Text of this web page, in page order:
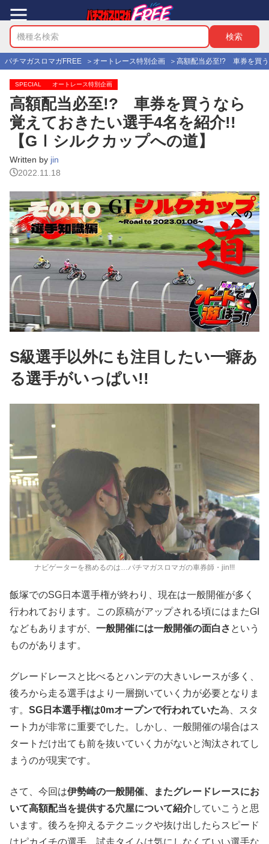
パチマガスロマガFREE オートレース特別企画 高額配当必至!? 車券を買
SPECIAL オートレース特別企画
高額配当必至!? 車券を買うなら
覚えておきたい選手4名を紹介!!
【GⅠシルクカップへの道】
Written by jin
2022.11.18
S級選手以外にも注目したい一癖あ
る選手がいっぱい!!
ナビゲーターを務めるのは…パチマガスロマガの車券師・jin!!!
飯塚でのSG日本選手権が終わり、現在は一般開催が多く
行われております。この原稿がアップされる頃にはまたGI
などもありますが、 一般開催には一般開催の面白さ という
ものがあります。
グレードレースと比べるとハンデの大きいレースが多く、
後ろから走る選手はより一層捌いていく力が必要となりま
す。 SG日本選手権は0mオープンで行われていた為、スタ
ート力が非常に重要でした。しかし、一般開催の場合はス
タートだけ出ても前を抜いていく力がないと淘汰されてし
まうのが現実です。
さて、今回は伊勢崎の一般開催、またグレードレースにお
いて高額配当を提供する穴屋について紹介していこうと思
います。後ろを抑えるテクニックや抜け出したらスピード
はピカイチの選手、試走タイムは気にしなくていい選手な